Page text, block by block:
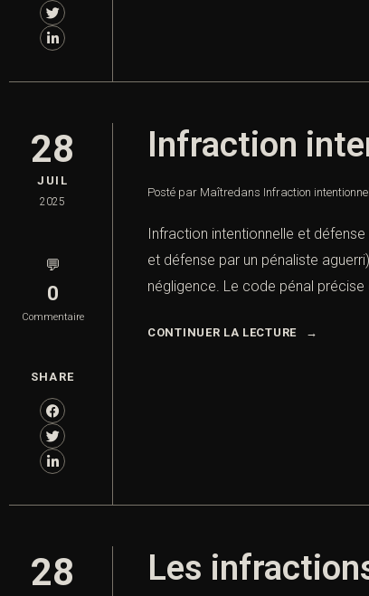
28
JUIL
2025
💬
0
Commentaire
SHARE
Infraction
Posté par Maîtredans Infraction
Infraction intentionnelle et
et défense par un pénaliste
négligence. Le code pénal précise
CONTINUER LA LECTURE
28 Les